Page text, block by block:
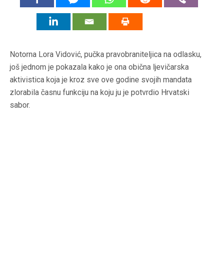
Notorna Lora Vidović, pučka pravobraniteljica na odlasku,
još jednom je pokazala kako je ona obična ljevičarska
aktivistica koja je kroz sve ove godine svojih mandata
zlorabila časnu funkciju na koju ju je potvrdio Hrvatski
sabor.